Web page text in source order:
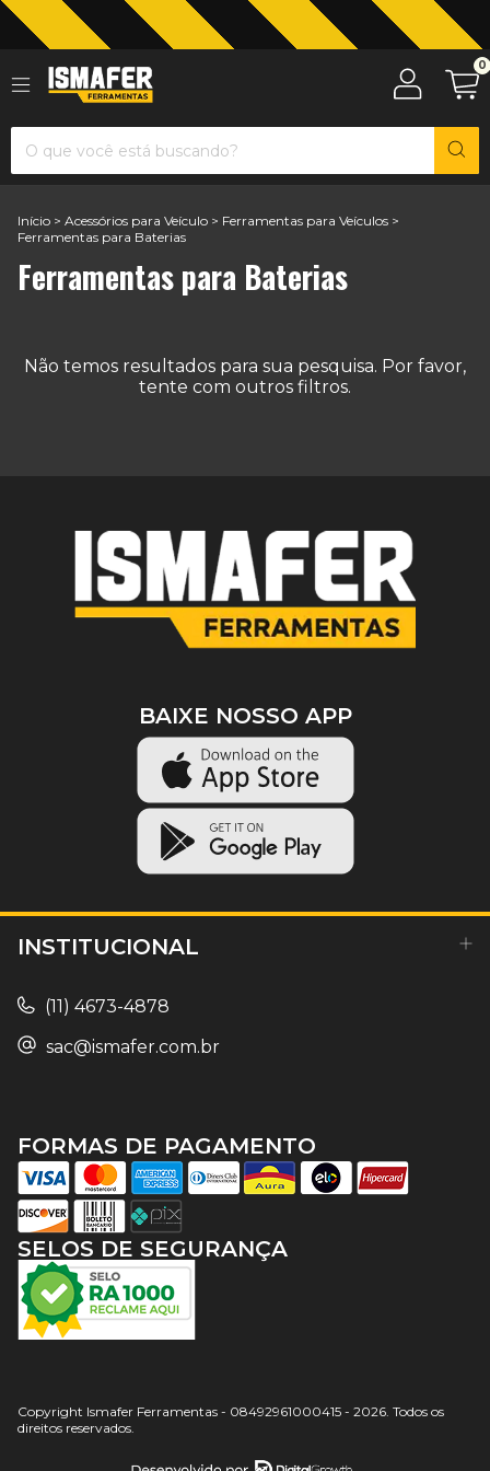
Jardinagem com The Black Tools 0
Início > Acessórios para Veículo > Ferramentas para Veículos >
Ferramentas para Baterias
Ferramentas para Baterias
Não temos resultados para sua pesquisa. Por favor,
tente com outros filtros.
INSTITUCIONAL
(11) 4673-4878
sac@ismafer.com.br
BAIXE NOSSO APP
SELOS DE SEGURANÇA
FORMAS DE PAGAMENTO
Copyright Ismafer Ferramentas - 08492961000415 - 2026. Todos os
direitos reservados.